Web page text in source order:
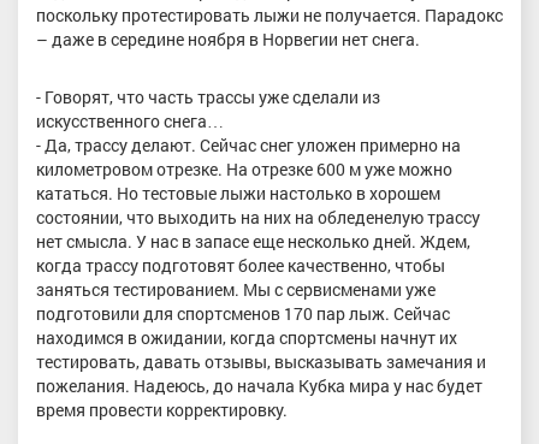
поскольку протестировать лыжи не получается. Парадокс
– даже в середине ноября в Норвегии нет снега.
- Говорят, что часть трассы уже сделали из
искусственного снега…
- Да, трассу делают. Сейчас снег уложен примерно на
километровом отрезке. На отрезке 600 м уже можно
кататься. Но тестовые лыжи настолько в хорошем
состоянии, что выходить на них на обледенелую трассу
нет смысла. У нас в запасе еще несколько дней. Ждем,
когда трассу подготовят более качественно, чтобы
заняться тестированием. Мы с сервисменами уже
подготовили для спортсменов 170 пар лыж. Сейчас
находимся в ожидании, когда спортсмены начнут их
тестировать, давать отзывы, высказывать замечания и
пожелания. Надеюсь, до начала Кубка мира у нас будет
время провести корректировку.